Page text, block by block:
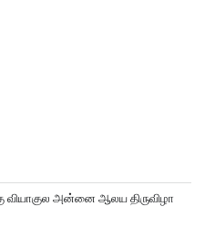
அன்னை ஆலய திருவிழா